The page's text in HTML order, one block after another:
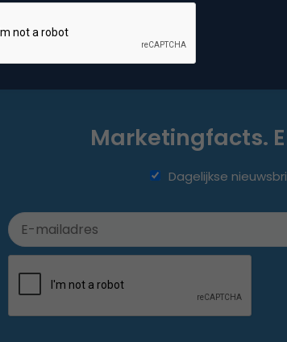
Marketingfacts.
Dagelijkse